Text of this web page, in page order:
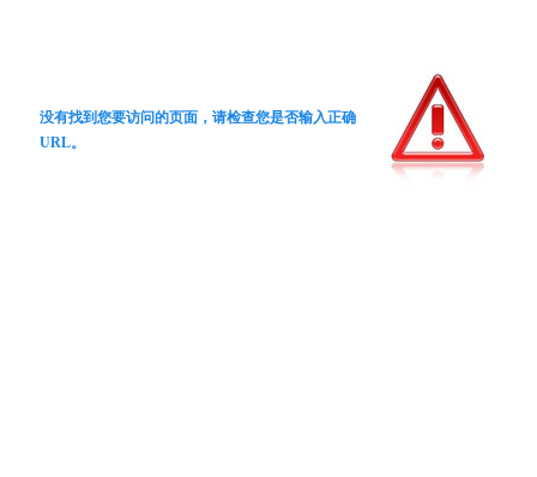
没有找到您要访问的页面，请检查您是否输入正确
URL。